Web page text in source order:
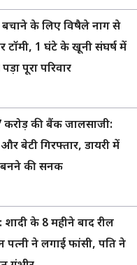
के लिए विषैले नाग से
टॉमी, 1 घंटे के खूनी संघर्ष में
पूरा परिवार
करोड़ की बैंक जालसाजी:
बेटी गिरफ्तार, डायरी में
बनने की सनक
के 8 महीने बाद रील
पत्नी ने लगाई फांसी, पति ने